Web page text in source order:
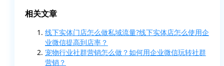
相关文章
线下实体门店怎么做私域流量?线下实体店怎么使用企
业微信提高到店率？
宠物行业社群营销怎么做？如何用企业微信玩转社群
营销？